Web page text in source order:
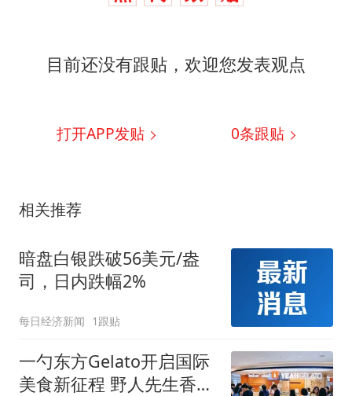
目前还没有跟贴，欢迎您发表观点
打开APP发贴 0条跟贴
相关推荐
暗盘白银跌破56美元/盎
司，日内跌幅2%
每日经济新闻 1跟贴
一勺东方Gelato开启国际
美食新征程 野人先生香港